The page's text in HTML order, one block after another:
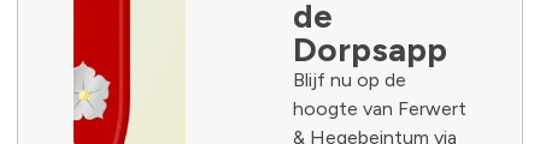
de
Dorpsapp
Blijf nu op de
hoogte van Ferwert
& Hegebeintum via